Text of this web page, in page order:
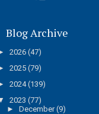
Blog Archive
2026 (47)
2025 (79)
2024(139)
2023 (77)
► December(9)